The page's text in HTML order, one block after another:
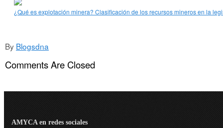
¿Qué es explotación minera? Clasificación de los recursos mineros en la
By Blogsdna
Comments Are Closed
AMYCA en redes sociales